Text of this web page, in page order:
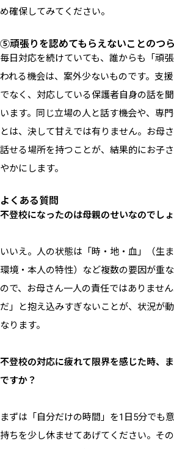
め確保してみてください。
⑤頑張りを認めてもらえないことのつ
毎日対応を続けていても、誰からも「頑
われる機会は、案外少ないものです。支
でなく、対応している保護者自身の話を
います。同じ立場の人と話す機会や、専
とは、決して甘えでは有りません。お母
話せる場所を持つことが、結果的にお子
やかにします。
よくある質問
不登校になったのは母親のせいなのでし
いいえ。人の状態は「時・地・血」（生
環境・本人の特性）など複数の要因が重
ので、お母さん一人の責任ではありませ
だ」と抱え込みすぎないことが、状況が
なります。
不登校の対応に疲れて限界を感じた時、
ですか？
まずは「自分だけの時間」を1日5分でも
持ちを少し休ませてあげてください。そ